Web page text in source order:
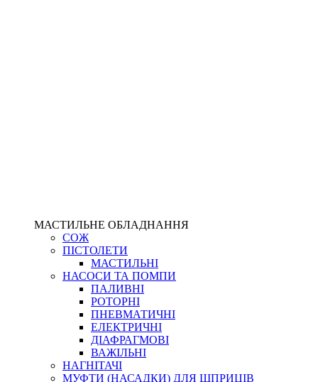
МАСТИЛЬНЕ ОБЛАДНАННЯ
СОЖ
ПІСТОЛЕТИ
МАСТИЛЬНІ
НАСОСИ ТА ПОМПИ
ПАЛИВНІ
РОТОРНІ
ПНЕВМАТИЧНІ
ЕЛЕКТРИЧНІ
ДІАФРАГМОВІ
ВАЖІЛЬНІ
НАГНІТАЧІ
МУФТИ (НАСАДКИ) ДЛЯ ШПРИЦІВ